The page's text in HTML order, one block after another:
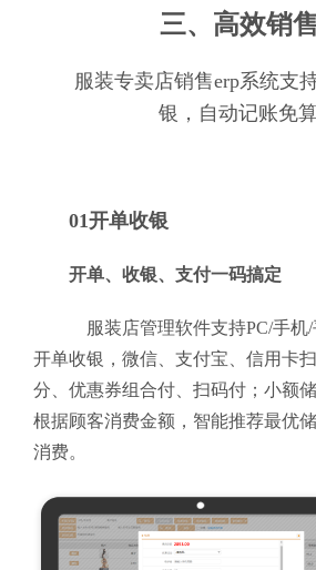
三、高效销
服装专卖店销售erp系统支
银，自动记账免
01开单收银
开单、收银、支付一码搞定
服装店管理软件支持PC/手机/
开单收银，微信、支付宝、信用卡
分、优惠券组合付、扫码付；小额
根据顾客消费金额，智能推荐最优
消费。